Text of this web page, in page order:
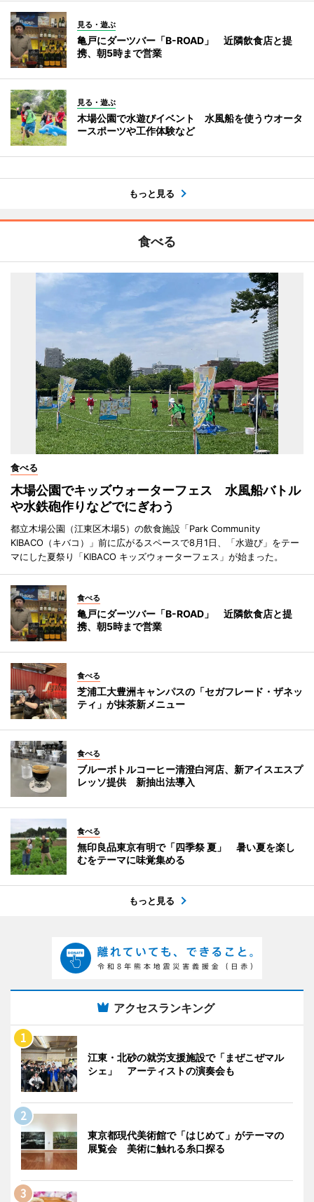
見る・遊ぶ
亀戸にダーツバー「B-ROAD」 近隣飲食店と提
携、朝5時まで営業
見る・遊ぶ
木場公園で水遊びイベント 水風船を使うウオータ
ースポーツや工作体験など
もっと見る
食べる
食べる
木場公園でキッズウォーターフェス 水風船バトル
や水鉄砲作りなどでにぎわう
都立木場公園（江東区木場5）の飲食施設「Park Community
KIBACO（キバコ）」前に広がるスペースで8月1日、「水遊び」をテー
マにした夏祭り「KIBACO キッズウォーターフェス」が始まった。
食べる
亀戸にダーツバー「B-ROAD」 近隣飲食店と提
携、朝5時まで営業
食べる
芝浦工大豊洲キャンパスの「セガフレード・ザネッ
ティ」が抹茶新メニュー
食べる
ブルーボトルコーヒー清澄白河店、新アイスエスプ
レッソ提供 新抽出法導入
食べる
無印良品東京有明で「四季祭 夏」 暑い夏を楽し
むをテーマに味覚集める
もっと見る
アクセスランキング
江東・北砂の就労支援施設で「まぜこぜマル
シェ」 アーティストの演奏会も
東京都現代美術館で「はじめて」がテーマの
展覧会 美術に触れる糸口探る